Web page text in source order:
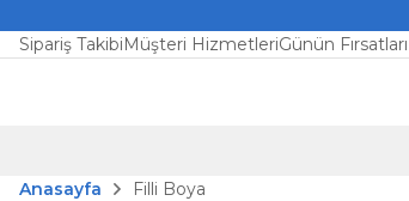
Sipariş TakibiMüşteri HizmetleriGünün Fırsatları
Anasayfa
Filli Boya